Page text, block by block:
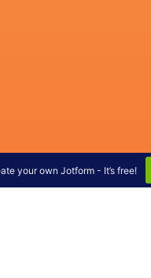
your own Jotform - It’s free!